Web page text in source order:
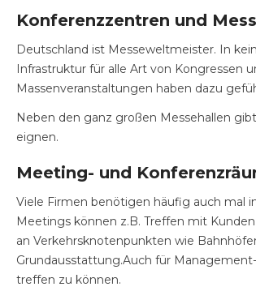
Konferenzzentren und
Deutschland ist Messeweltmeister. In
Infrastruktur für alle Art von Kongressen
Massenveranstaltungen haben dazu
Neben den ganz großen Messehallen
eignen.
Meeting- und
Viele Firmen benötigen häufig auch mal
Meetings können z.B. Treffen mit
an Verkehrsknotenpunkten wie
Grundausstattung.Auch für
treffen zu können.